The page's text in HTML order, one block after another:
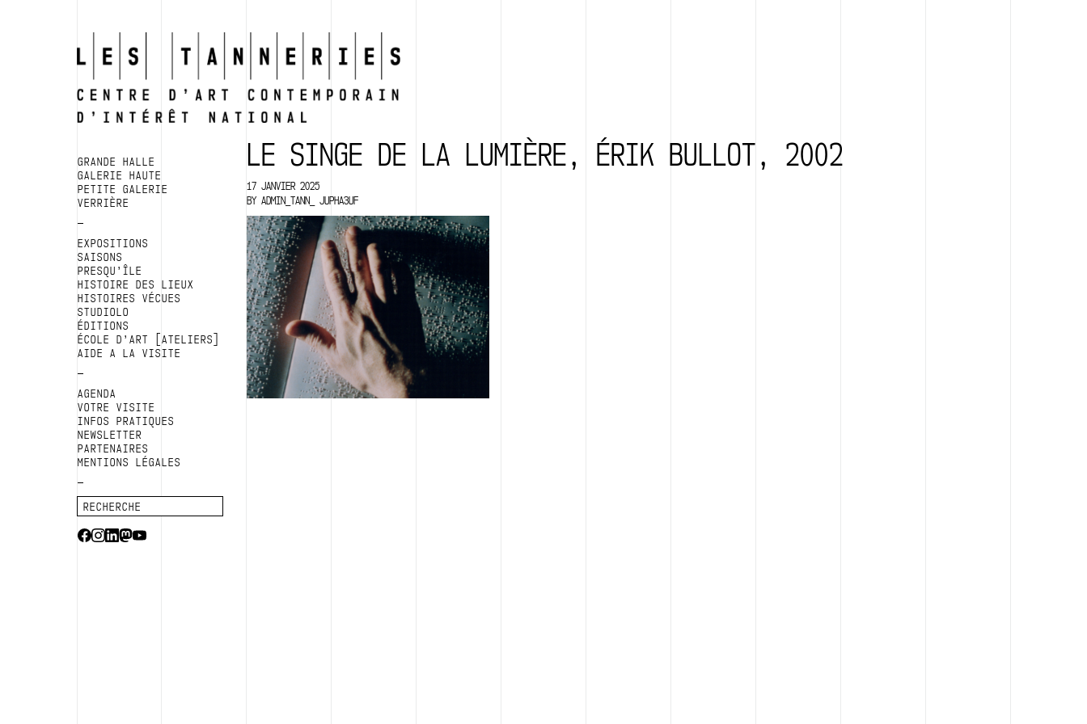
GRANDE HALLE
GALERIE HAUTE
PETITE GALERIE
VERRIÈRE
EXPOSITIONS
SAISONS
PRESQU’ÎLE
HISTOIRE DES LIEUX
HISTOIRES VÉCUES
STUDIOLO
ÉDITIONS
ÉCOLE D’ART [ATELIERS]
AIDE A LA VISITE
AGENDA
VOTRE VISITE
INFOS PRATIQUES
NEWSLETTER
PARTENAIRES
MENTIONS LÉGALES
LE SINGE DE LA LUMIÈRE, ÉRIK BULLOT, 2002
17 JANVIER 2025
BY ADMIN_TANN_ JUPHA3UF